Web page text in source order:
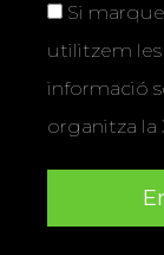
Si
utilitzem les
informació
organitza la